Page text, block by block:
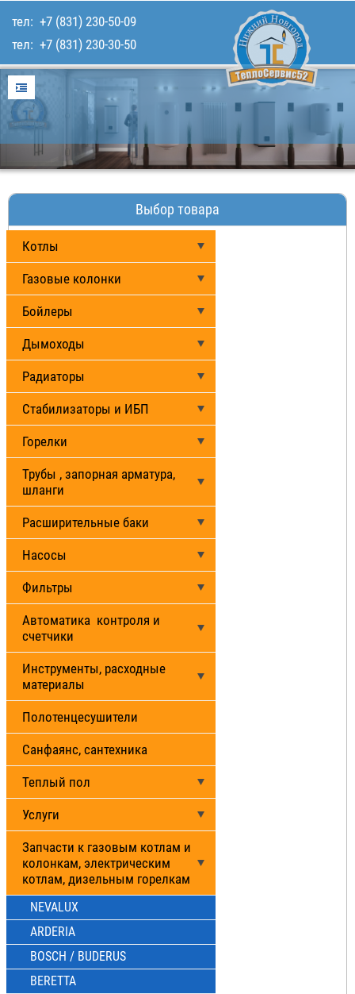
Главная
Услуги
Для покупателей
Каталог товаров
Наши работы
тел: +7 (831) 230-50-09
тел: +7 (831) 230-30-50
Выбор товара
Котлы
Газовые колонки
Бойлеры
Дымоходы
Радиаторы
Стабилизаторы и ИБП
Горелки
Трубы , запорная арматура,
шланги
Расширительные баки
Насосы
Фильтры
Автоматика контроля и
счетчики
Инструменты, расходные
материалы
Полотенцесушители
Санфаянс, сантехника
Теплый пол
Услуги
Запчасти к газовым котлам и
колонкам, электрическим
котлам, дизельным горелкам
NEVALUX
ARDERIA
BOSCH / BUDERUS
BERETTA